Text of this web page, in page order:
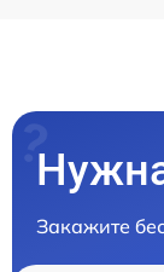
Закажите